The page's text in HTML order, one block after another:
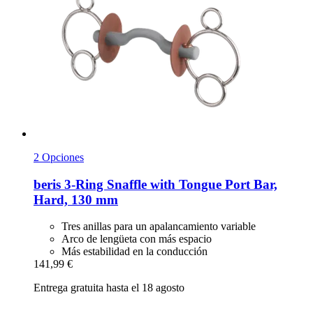
2 Opciones
beris 3-​Ring Snaffle with Tongue Port Bar,
Hard, 130 mm
Tres anillas para un apalancamiento variable
Arco de lengüeta con más espacio
Más estabilidad en la conducción
141,99 €
Entrega gratuita hasta el 18 agosto